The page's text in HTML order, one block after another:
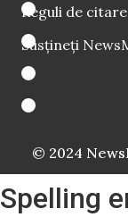
Reguli de citare
Susțineți
© 2024
Spelling